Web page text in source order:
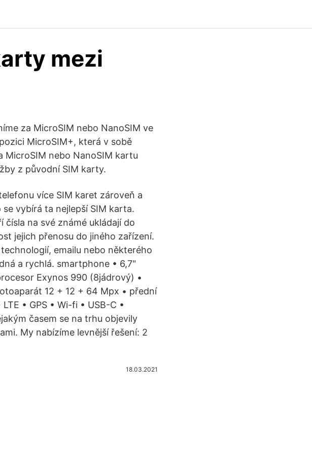
mezi
za MicroSIM nebo NanoSIM ve
MicroSIM+, která v sobě
MicroSIM nebo NanoSIM kartu
z původní SIM karty.
více SIM karet zároveň a
vybírá ta nejlepší SIM karta.
na své známé ukládají do
jejich přenosu do jiného zařízení.
emailu nebo některého
a rychlá. smartphone • 6,7"
Exynos 990 (8jádrový) •
12 + 12 + 64 Mpx • přední
• GPS • Wi-fi • USB-C •
časem se na trhu objevily
My nabízíme levnější řešení: 2
18.03.2021